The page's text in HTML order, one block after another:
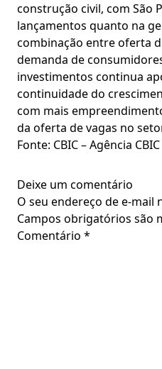
construção civil, com São
lançamentos quanto na
combinação entre oferta
demanda de
investimentos continua
continuidade do
com mais
da oferta de vagas no
Fonte: CBIC – Agência CBIC
Deixe um comentário
O seu endereço de e-mail
Campos obrigatórios são
Comentário *